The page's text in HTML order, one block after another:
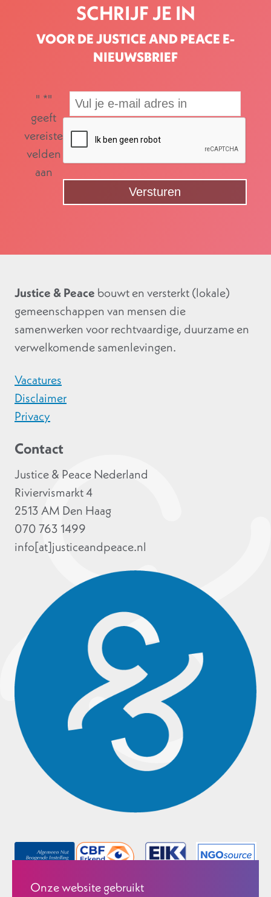
Onze website gebruikt
SCHRIJF JE IN
VOOR DE JUSTICE AND PEACE E-
NIEUWSBRIEF
" *"
geeft
vereiste
velden
aan
Justice & Peace bouwt en versterkt (lokale)
gemeenschappen van mensen die
samenwerken voor rechtvaardige, duurzame en
verwelkomende samenlevingen.
Vacatures
Disclaimer
Privacy
Contact
Justice & Peace Nederland
Riviervismarkt 4
2513 AM Den Haag
070 763 1499
info[at]justiceandpeace.nl